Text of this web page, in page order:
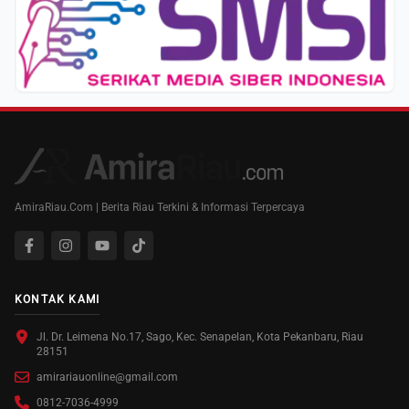
AmiraRiau.Com | Berita Riau Terkini & Informasi Terpercaya
KONTAK KAMI
Jl. Dr. Leimena No.17, Sago, Kec. Senapelan, Kota Pekanbaru, Riau
28151
amirariauonline@gmail.com
0812-7036-4999